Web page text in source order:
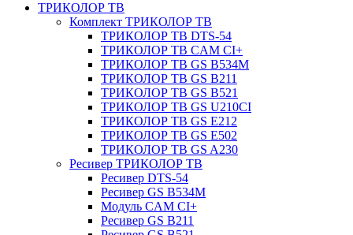
ТРИКОЛОР ТВ
Комплект ТРИКОЛОР ТВ
ТРИКОЛОР ТВ DTS-54
ТРИКОЛОР ТВ CAM CI+
ТРИКОЛОР ТВ GS B534M
ТРИКОЛОР ТВ GS B211
ТРИКОЛОР ТВ GS B521
ТРИКОЛОР ТВ GS U210CI
ТРИКОЛОР ТВ GS E212
ТРИКОЛОР ТВ GS E502
ТРИКОЛОР ТВ GS A230
Ресивер ТРИКОЛОР ТВ
Ресивер DTS-54
Ресивер GS B534M
Модуль CAM CI+
Ресивер GS B211